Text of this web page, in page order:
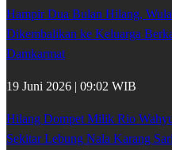
Hampir Dua Bulan Hilang,
Dikembalikan ke Keluarga
Damkarmat
19 Juni 2026 | 09:02 WIB
Hilang Dompet Milik Rio
Sekitar Lebung Nala Karang Sari